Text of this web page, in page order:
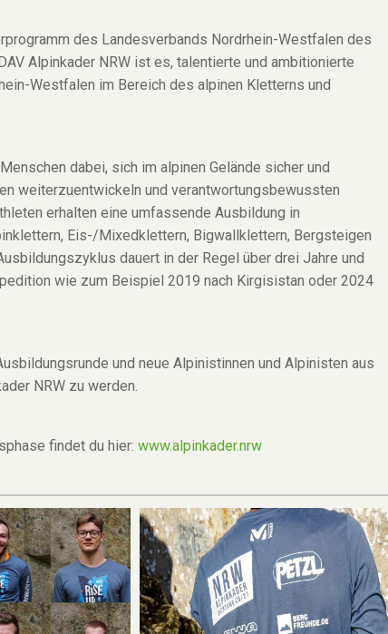
des Landesverbands Nordrhein-Westfalen des
Alpinkader NRW ist es, talentierte und ambitionierte
Westfalen im Bereich des alpinen Kletterns und
dabei, sich im alpinen Gelände sicher und
weiterzuentwickeln und verantwortungsbewussten
erhalten eine umfassende Ausbildung in
Eis-/Mixedklettern, Bigwallklettern, Bergsteigen
dauert in der Regel über drei Jahre und
wie zum Beispiel 2019 nach Kirgisistan oder 2024
und neue Alpinistinnen und Alpinisten aus
NRW zu werden.
findet du hier: www.alpinkader.nrw